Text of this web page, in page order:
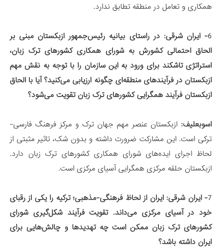
همکاری و تعامل در منطقه تطابق ندارد.
6- ایران شرقی:در راستای بیانیه رئیس‌جمهور ازبکستان مبنی بر
الحاق احتمالی کشورش به شورای همکاری کشورهای ترک زبان،
استراتژی تاشکند برای ورود به این سازمان را با توجه به نقش مهم
ازبکستان در فرآیندهای منطقه‌ای چگونه ارزیابی می‌کنید؟ آیا با الحاق
ازبکستان فرآیند همگرایی کشورهای ترک زبان تقویت می‌شود؟
اسوبعلیف: ازبکستان عنصر مهم جهان ترک و مرکز فرهنگ فارسی-
ترکی است. این مشارکت ضرورت داشته و بدون شک، تاثیر مثبتی از
لحاظ اجرای ایده‌های شورای همکاری کشورهای ترک زبان دارد.
ازبکستان حلقه مرکزی همگرایی آسیای مرکزی است.
7- ایران شرقی: ایران از لحاظ فرهنگی-مذهبی؛ ترکیه را یکی از رقبای
خود در آسیای مرکزی می‌داند. تقویت فرآیند شکل‌گیری شورای
کشورهای ترک زبان ممکن است چه تهدیدها و چالش‌هایی برای
ایران داشته باشد؟